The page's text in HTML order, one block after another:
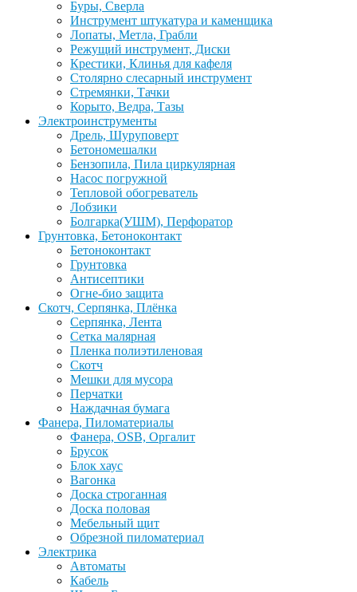
Буры, Сверла
Инструмент штукатура и каменщика
Лопаты, Метла, Грабли
Режущий инструмент, Диски
Крестики, Клинья для кафеля
Столярно слесарный инструмент
Стремянки, Тачки
Корыто, Ведра, Тазы
Электроинструменты
Дрель, Шуруповерт
Бетономешалки
Бензопила, Пила циркулярная
Насос погружной
Тепловой обогреватель
Лобзики
Болгарка(УШМ), Перфоратор
Грунтовка, Бетоноконтакт
Бетоноконтакт
Грунтовка
Антисептики
Огне-био защита
Скотч, Серпянка, Плёнка
Серпянка, Лента
Сетка малярная
Пленка полиэтиленовая
Скотч
Мешки для мусора
Перчатки
Наждачная бумага
Фанера, Пиломатериалы
Фанера, OSB, Оргалит
Брусок
Блок хаус
Вагонка
Доска строганная
Доска половая
Мебельный щит
Обрезной пиломатериал
Электрика
Автоматы
Кабель